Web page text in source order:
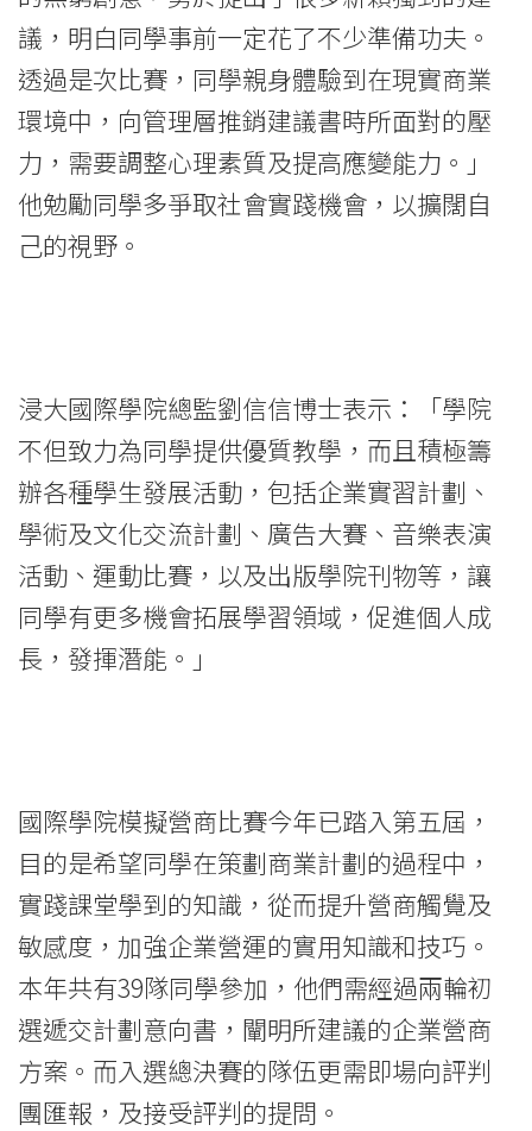
大
學
議，明白同學事前一定花了不少準備功夫。
透過是次比賽，同學親身體驗到在現實商業
環境中，向管理層推銷建議書時所面對的壓
力，需要調整心理素質及提高應變能力。」
他勉勵同學多爭取社會實踐機會，以擴闊自
己的視野。
浸大國際學院總監劉信信博士表示：「學院
不但致力為同學提供優質教學，而且積極籌
辦各種學生發展活動，包括企業實習計劃、
學術及文化交流計劃、廣告大賽、音樂表演
活動、運動比賽，以及出版學院刊物等，讓
同學有更多機會拓展學習領域，促進個人成
長，發揮潛能。」
國際學院模擬營商比賽今年已踏入第五屆，
目的是希望同學在策劃商業計劃的過程中，
實踐課堂學到的知識，從而提升營商觸覺及
敏感度，加強企業營運的實用知識和技巧。
本年共有39隊同學參加，他們需經過兩輪初
選遞交計劃意向書，闡明所建議的企業營商
方案。而入選總決賽的隊伍更需即場向評判
團匯報，及接受評判的提問。